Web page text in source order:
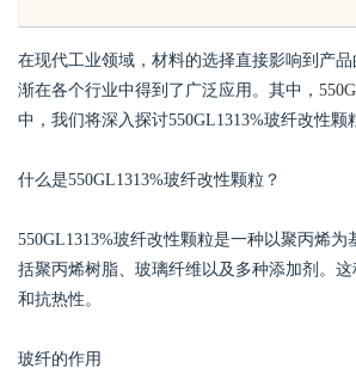
在现代工业领域，材料的选择直接影响到产
渐在各个行业中得到了广泛应用。其中，
中，我们将深入探讨550GL1313%玻纤改性
什么是550GL1313%玻纤改性颗粒？
550GL1313%玻纤改性颗粒是一种以聚丙烯
括聚丙烯树脂、玻璃纤维以及多种添加剂。
和抗热性。
玻纤的作用